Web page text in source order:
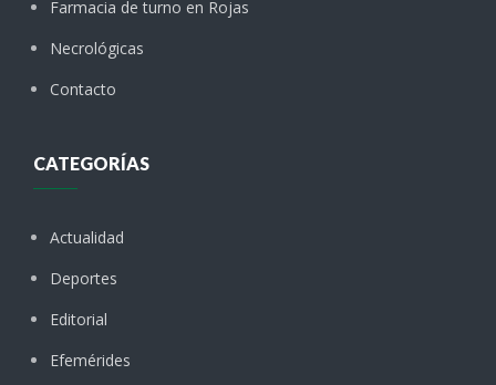
Farmacia de turno en Rojas
Necrológicas
Contacto
CATEGORÍAS
Actualidad
Deportes
Editorial
Efemérides